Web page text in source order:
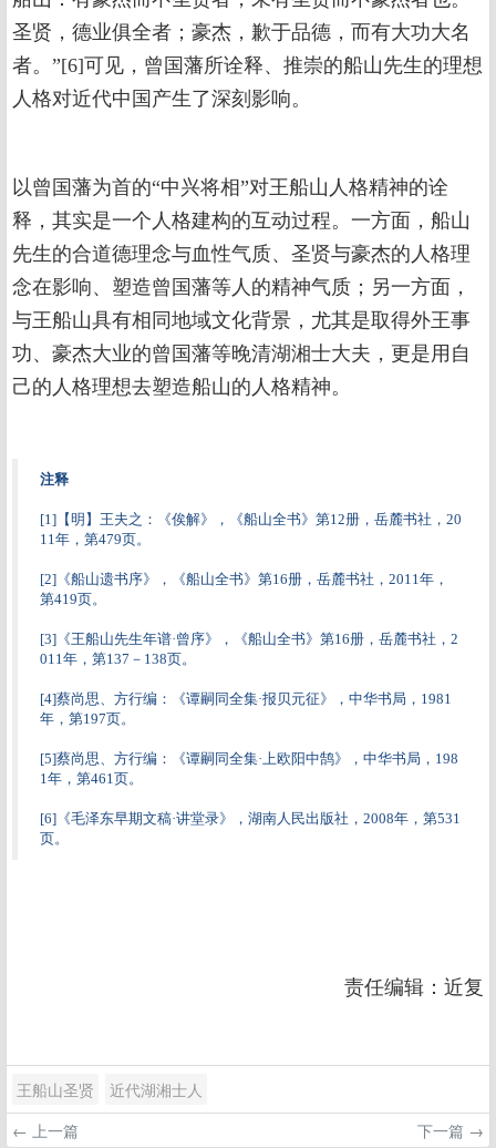
圣贤，德业俱全者；豪杰，歉于品德，而有大功大名
者。”[6]可见，曾国藩所诠释、推崇的船山先生的理想
人格对近代中国产生了深刻影响。
以曾国藩为首的“中兴将相”对王船山人格精神的诠
释，其实是一个人格建构的互动过程。一方面，船山
先生的合道德理念与血性气质、圣贤与豪杰的人格理
念在影响、塑造曾国藩等人的精神气质；另一方面，
与王船山具有相同地域文化背景，尤其是取得外王事
功、豪杰大业的曾国藩等晚清湖湘士大夫，更是用自
己的人格理想去塑造船山的人格精神。
注释
[1]【明】王夫之：《俟解》，《船山全书》第12册，岳麓书社，20
11年，第479页。
[2]《船山遗书序》，《船山全书》第16册，岳麓书社，2011年，
第419页。
[3]《王船山先生年谱·曾序》，《船山全书》第16册，岳麓书社，2
011年，第137－138页。
[4]蔡尚思、方行编：《谭嗣同全集·报贝元征》，中华书局，1981
年，第197页。
[5]蔡尚思、方行编：《谭嗣同全集·上欧阳中鹄》，中华书局，198
1年，第461页。
[6]《毛泽东早期文稿·讲堂录》，湖南人民出版社，2008年，第531
页。
责任编辑：近复
王船山圣贤
近代湖湘士人
← 上一篇
下一篇 →